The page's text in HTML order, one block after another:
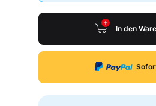
In den